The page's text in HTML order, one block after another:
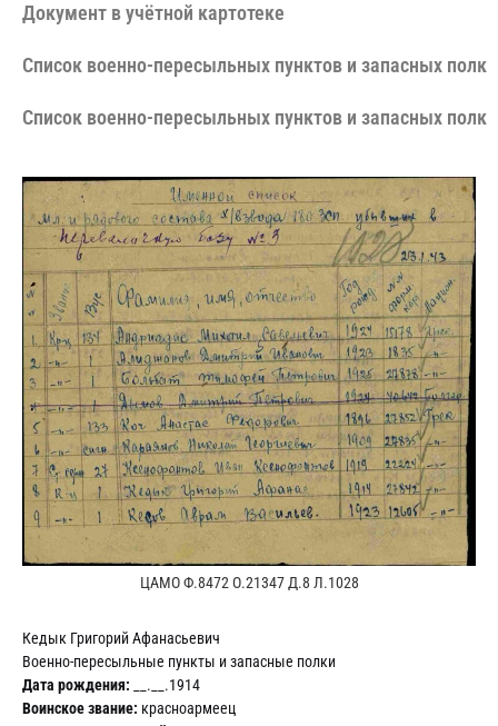
Документ в учётной картотеке
Cписок военно-пересыльных пунктов и запасных
Cписок военно-пересыльных пунктов и запасных
ЦАМО Ф.8472 О.21347 Д.8 Л.1028
Кедык Григорий Афанасьевич
Военно-пересыльные пункты и запасные полки
Дата рождения: __.__.1914
Воинское звание: красноармеец